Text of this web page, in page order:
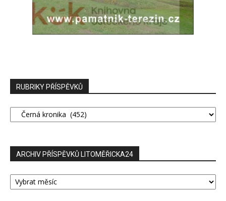
RUBRIKY PŘÍSPĚVKŮ
RUBRIKY
PŘÍSPĚVKŮ
ARCHIV PŘÍSPĚVKŮ LITOMĚŘICKA24
ARCHIV
PŘÍSPĚVKŮ